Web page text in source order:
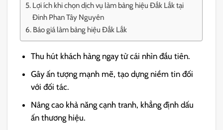
Lợi ích khi chọn dịch vụ làm bảng hiệu Đắk Lắk tại
Đinh Phan Tây Nguyên
Báo giá làm bảng hiệu Đắk Lắk
Thu hút khách hàng ngay từ cái nhìn đầu tiên.
Gây ấn tượng mạnh mẽ, tạo dựng niềm tin đối
với đối tác.
Nâng cao khả năng cạnh tranh, khẳng định dấu
ấn thương hiệu.